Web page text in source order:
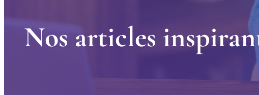
Nos articles inspiran